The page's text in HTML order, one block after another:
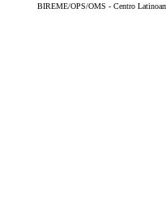
BIREME/OPS/OMS - Centro